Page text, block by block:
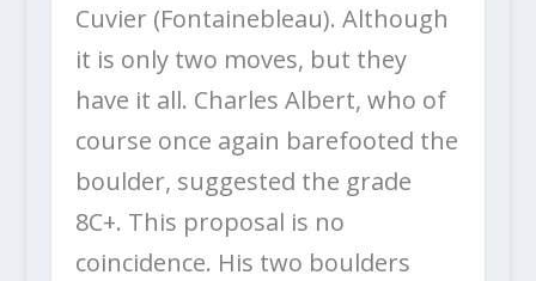
Cuvier (Fontainebleau). Although
it is only two moves, but they
have it all. Charles Albert, who of
course once again barefooted the
boulder, suggested the grade
8C+. This proposal is no
coincidence. His two boulders